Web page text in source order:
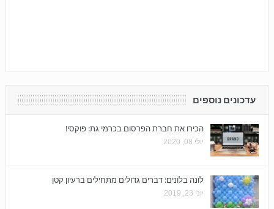
עדכונים נוספים
הכירו את חברת הפרסום בכרמי גת: פוקסי!
יולי 08, 2020
לונה בלונים: דברים גדולים מתחילים ברעיון קטן
יוני 23, 2019